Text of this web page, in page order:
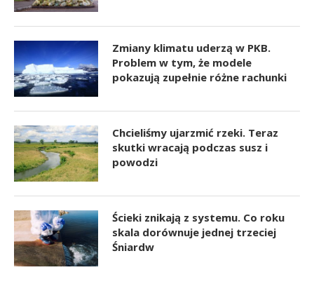
Zmiany klimatu uderzą w PKB.
Problem w tym, że modele
pokazują zupełnie różne rachunki
Chcieliśmy ujarzmić rzeki. Teraz
skutki wracają podczas susz i
powodzi
Ścieki znikają z systemu. Co roku
skala dorównuje jednej trzeciej
Śniardw